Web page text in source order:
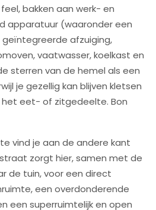
bakken aan werk- en
apparatuur (waaronder een
afzuiging,
vaatwasser, koelkast en
sterren van de hemel als een
je gezellig kan blijven kletsen
eet- of zitgedeelte. Bon
vind je aan de andere kant
zorgt hier, samen met de
de tuin, voor een direct
een overdonderende
een superruimtelijk en open